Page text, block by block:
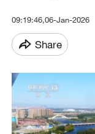
09:19:46,06-Jan-2026
Share